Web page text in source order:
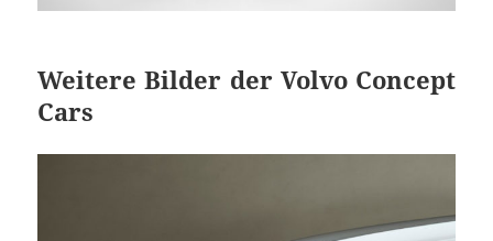
Weitere Bilder der Volvo Concept
Cars